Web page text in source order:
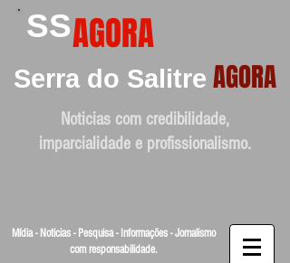
SSAGORA
Serra do Salitre AGORA
Noticias com credibilidade,
imparcialidade e profissionalismo.
Mídia - Noticias - Pesquisa - Informações - Jornalismo
com responsabilidade.